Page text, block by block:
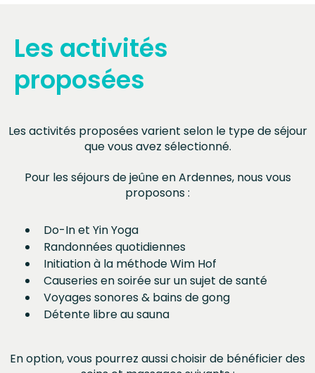
Les activités
proposées
Les activités proposées varient selon le type de séjour
que vous avez sélectionné.
Pour les séjours de jeûne en Ardennes, nous vous
proposons :
Do-In et Yin Yoga
Randonnées quotidiennes
Initiation à la méthode Wim Hof
Causeries en soirée sur un sujet de santé
Voyages sonores & bains de gong
Détente libre au sauna
En option, vous pourrez aussi choisir de bénéficier des